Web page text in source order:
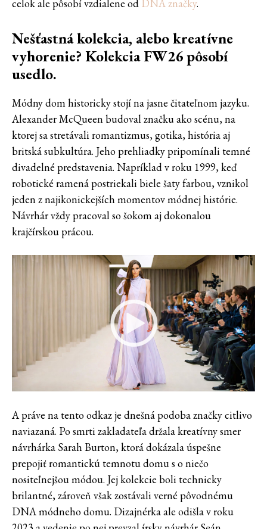
celok ale pôsobí vzdialene od DNA značky.
Nešťastná kolekcia, alebo kreatívne
vyhorenie? Kolekcia FW26 pôsobí
usedlo.
Módny dom historicky stojí na jasne čitateľnom jazyku.
Alexander McQueen budoval značku ako scénu, na
ktorej sa stretávali romantizmus, gotika, história aj
britská subkultúra. Jeho prehliadky pripomínali temné
divadelné predstavenia. Napríklad v roku 1999, keď
robotické ramená postriekali biele šaty farbou, vznikol
jeden z najikonickejších momentov módnej histórie.
Návrhár vždy pracoval so šokom aj dokonalou
krajčírskou prácou.
A práve na tento odkaz je dnešná podoba značky citlivo
naviazaná. Po smrti zakladateľa držala kreatívny smer
návrhárka Sarah Burton, ktorá dokázala úspešne
prepojiť romantickú temnotu domu s o niečo
nositeľnejšou módou. Jej kolekcie boli technicky
brilantné, zároveň však zostávali verné pôvodnému
DNA módneho domu. Dizajnérka ale odišla v roku